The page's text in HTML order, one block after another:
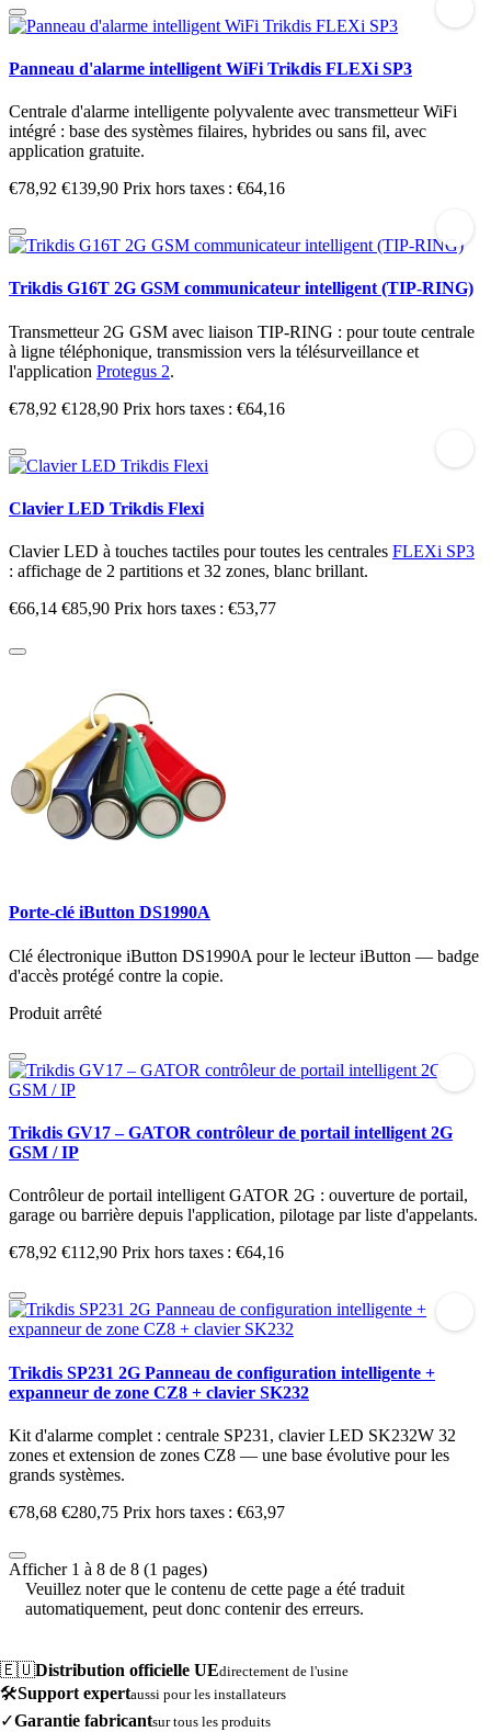
Panneau d'alarme intelligent WiFi Trikdis FLEXi SP3
Centrale d'alarme intelligente polyvalente avec transmetteur WiFi
intégré : base des systèmes filaires, hybrides ou sans fil, avec
application gratuite.
€78,92 €139,90 Prix hors taxes : €64,16
Trikdis G16T 2G GSM communicateur intelligent (TIP-RING)
Transmetteur 2G GSM avec liaison TIP-RING : pour toute centrale
à ligne téléphonique, transmission vers la télésurveillance et
l'application Protegus 2.
€78,92 €128,90 Prix hors taxes : €64,16
Clavier LED Trikdis Flexi
Clavier LED à touches tactiles pour toutes les centrales FLEXi SP3
: affichage de 2 partitions et 32 zones, blanc brillant.
€66,14 €85,90 Prix hors taxes : €53,77
Porte-clé iButton DS1990A
Clé électronique iButton DS1990A pour le lecteur iButton — badge
d'accès protégé contre la copie.
Produit arrêté
Trikdis GV17 – GATOR contrôleur de portail intelligent 2G
GSM / IP
Contrôleur de portail intelligent GATOR 2G : ouverture de portail,
garage ou barrière depuis l'application, pilotage par liste d'appelants.
€78,92 €112,90 Prix hors taxes : €64,16
Trikdis SP231 2G Panneau de configuration intelligente +
expanneur de zone CZ8 + clavier SK232
Kit d'alarme complet : centrale SP231, clavier LED SK232W 32
zones et extension de zones CZ8 — une base évolutive pour les
grands systèmes.
€78,68 €280,75 Prix hors taxes : €63,97
Afficher 1 à 8 de 8 (1 pages)
Veuillez noter que le contenu de cette page a été traduit
automatiquement, peut donc contenir des erreurs.
🇪🇺Distribution officielle UEdirectement de l'usine
🛠️Support expertaussi pour les installateurs
✓Garantie fabricantsur tous les produits